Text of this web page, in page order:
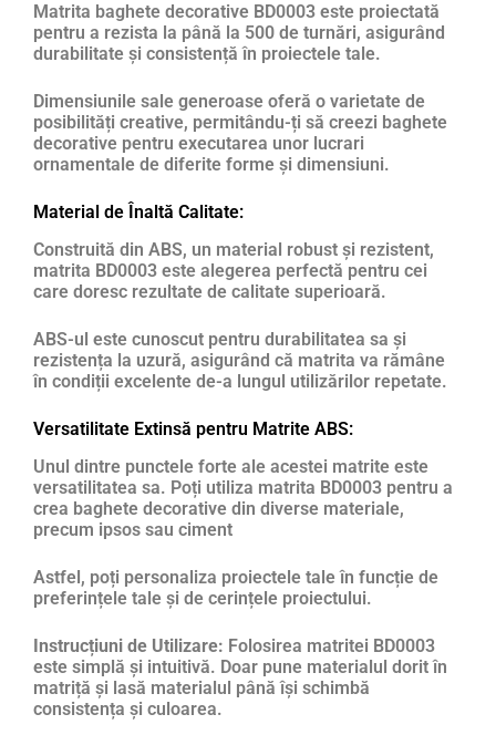
Matrita baghete decorative BD0003 este proiectată
pentru a rezista la până la 500 de turnări, asigurând
durabilitate și consistență în proiectele tale.
Dimensiunile sale generoase oferă o varietate de
posibilități creative, permitându-ți să creezi baghete
decorative pentru executarea unor lucrari
ornamentale de diferite forme și dimensiuni.
Material de Înaltă Calitate:
Construită din ABS, un material robust și rezistent,
matrita BD0003 este alegerea perfectă pentru cei
care doresc rezultate de calitate superioară.
ABS-ul este cunoscut pentru durabilitatea sa și
rezistența la uzură, asigurând că matrita va rămâne
în condiții excelente de-a lungul utilizărilor repetate.
Versatilitate Extinsă pentru Matrite ABS:
Unul dintre punctele forte ale acestei matrite este
versatilitatea sa. Poți utiliza matrita BD0003 pentru a
crea baghete decorative din diverse materiale,
precum ipsos sau ciment
Astfel, poți personaliza proiectele tale în funcție de
preferințele tale și de cerințele proiectului.
Instrucțiuni de Utilizare: Folosirea matritei BD0003
este simplă și intuitivă. Doar pune materialul dorit în
matriță și lasă materialul până își schimbă
consistența și culoarea.